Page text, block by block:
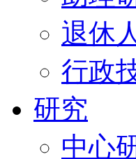
退休
行政
研究
中心